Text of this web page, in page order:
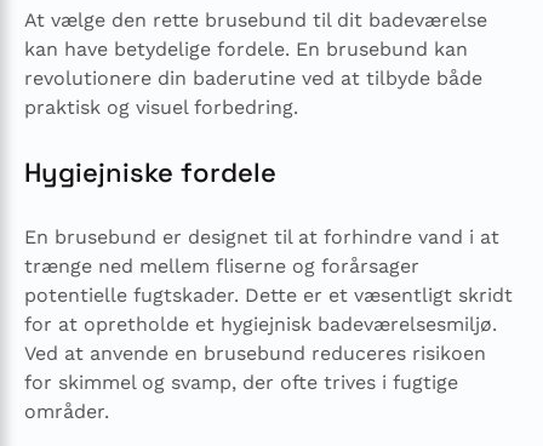
At vælge den rette brusebund til dit badeværelse
kan have betydelige fordele. En brusebund kan
revolutionere din baderutine ved at tilbyde både
praktisk og visuel forbedring.
Hygiejniske fordele
En brusebund er designet til at forhindre vand i at
trænge ned mellem fliserne og forårsager
potentielle fugtskader. Dette er et væsentligt skridt
for at opretholde et hygiejnisk badeværelsesmiljø.
Ved at anvende en brusebund reduceres risikoen
for skimmel og svamp, der ofte trives i fugtige
områder.